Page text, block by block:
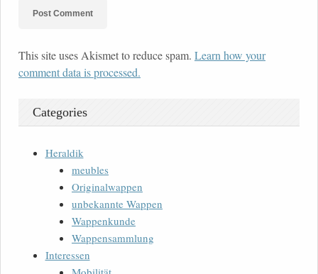
This site uses Akismet to reduce spam. Learn how your
comment data is processed.
Categories
Heraldik
meubles
Originalwappen
unbekannte Wappen
Wappenkunde
Wappensammlung
Interessen